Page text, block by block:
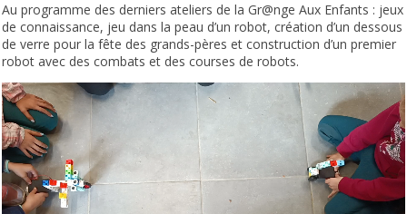
Au programme des derniers ateliers de la Gr@nge Aux Enfants : jeux
de connaissance, jeu dans la peau d’un robot, création d’un dessous
de verre pour la fête des grands-pères et construction d’un premier
robot avec des combats et des courses de robots.